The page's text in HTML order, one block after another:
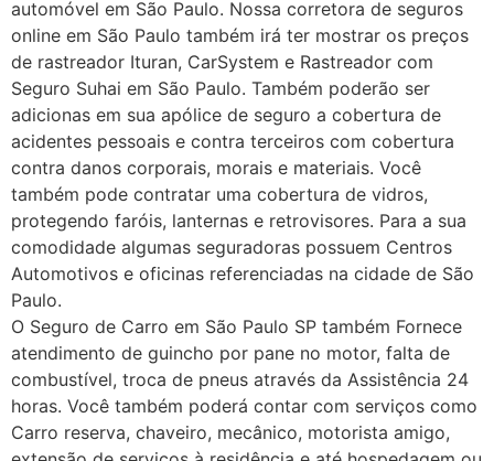
automóvel em São Paulo. Nossa corretora de seguros
online em São Paulo também irá ter mostrar os preços
de rastreador Ituran, CarSystem e Rastreador com
Seguro Suhai em São Paulo. Também poderão ser
adicionas em sua apólice de seguro a cobertura de
acidentes pessoais e contra terceiros com cobertura
contra danos corporais, morais e materiais. Você
também pode contratar uma cobertura de vidros,
protegendo faróis, lanternas e retrovisores. Para a sua
comodidade algumas seguradoras possuem Centros
Automotivos e oficinas referenciadas na cidade de São
Paulo.
O Seguro de Carro em São Paulo SP também Fornece
atendimento de guincho por pane no motor, falta de
combustível, troca de pneus através da Assistência 24
horas. Você também poderá contar com serviços como
Carro reserva, chaveiro, mecânico, motorista amigo,